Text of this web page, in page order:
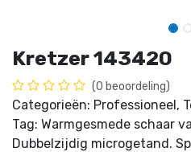
Kretzer 143420
(0 beoordeling)
Categorieën: Professioneel,
Tag: Warmgesmede schaar
Dubbelzijdig microgetand.